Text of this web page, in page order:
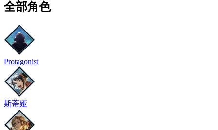
全部角色
Protagonist
斯蒂娅